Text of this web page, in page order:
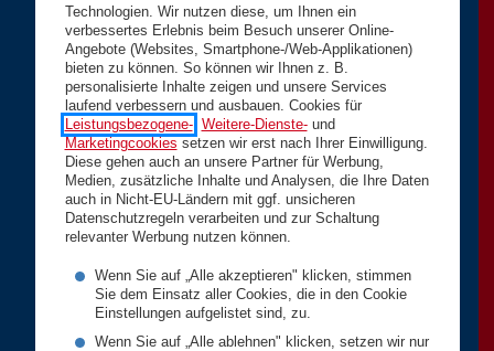
Technologien. Wir nutzen diese, um Ihnen ein
verbessertes Erlebnis beim Besuch unserer Online-
Angebote (Websites, Smartphone-/Web-Applikationen)
bieten zu können. So können wir Ihnen z. B.
personalisierte Inhalte zeigen und unsere Services
laufend verbessern und ausbauen. Cookies für
Leistungsbezogene-, Weitere-Dienste-und
Marketingcookies setzen wir erst nach Ihrer Einwilligung.
Diese gehen auch an unsere Partner für Werbung,
Medien, zusätzliche Inhalte und Analysen, die Ihre Daten
auch in Nicht-EU-Ländern mit ggf. unsicheren
Datenschutzregeln verarbeiten und zur Schaltung
relevanter Werbung nutzen können.
Wenn Sie auf „Alle akzeptieren" klicken, stimmen
Sie dem Einsatz aller Cookies, die in den Cookie
Einstellungen aufgelistet sind, zu.
Wenn Sie auf „Alle ablehnen" klicken, setzen wir nur